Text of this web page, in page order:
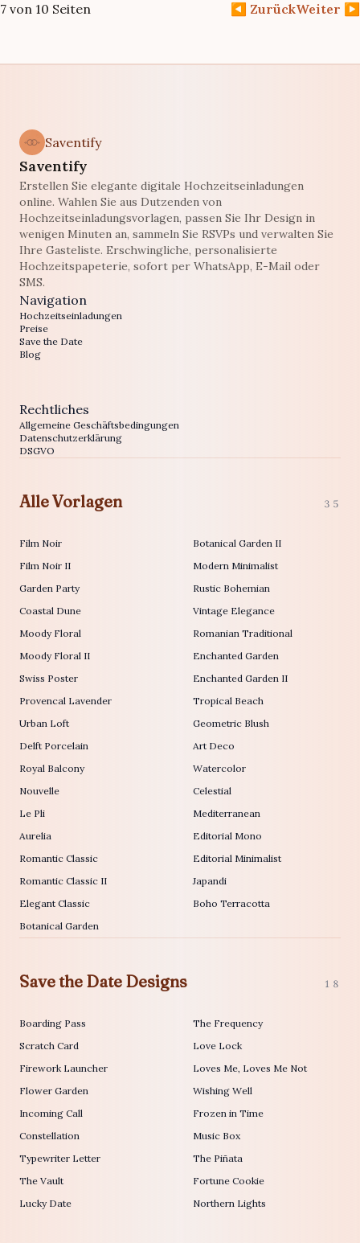
7 von 10 Seiten ◀ ZurückWeiter ▶
Saventify
Saventify
Erstellen Sie elegante digitale Hochzeitseinladungen
online. Wahlen Sie aus Dutzenden von
Hochzeitseinladungsvorlagen, passen Sie Ihr Design in
wenigen Minuten an, sammeln Sie RSVPs und verwalten Sie
Ihre Gasteliste. Erschwingliche, personalisierte
Hochzeitspapeterie, sofort per WhatsApp, E-Mail oder
SMS.
Navigation
Hochzeitseinladungen
Preise
Save the Date
Blog
Rechtliches
Allgemeine Geschäftsbedingungen
Datenschutzerklärung
DSGVO
Alle Vorlagen 35
Film Noir
Film Noir II
Garden Party
Coastal Dune
Moody Floral
Moody Floral II
Swiss Poster
Provencal Lavender
Urban Loft
Delft Porcelain
Royal Balcony
Nouvelle
Le Pli
Aurelia
Romantic Classic
Romantic Classic II
Elegant Classic
Botanical Garden
Botanical Garden II
Modern Minimalist
Rustic Bohemian
Vintage Elegance
Romanian Traditional
Enchanted Garden
Enchanted Garden II
Tropical Beach
Geometric Blush
Art Deco
Watercolor
Celestial
Mediterranean
Editorial Mono
Editorial Minimalist
Japandi
Boho Terracotta
Save the Date Designs 18
Boarding Pass
Scratch Card
Firework Launcher
Flower Garden
Incoming Call
Constellation
Typewriter Letter
The Vault
Lucky Date
The Frequency
Love Lock
Loves Me, Loves Me Not
Wishing Well
Frozen in Time
Music Box
The Piñata
Fortune Cookie
Northern Lights